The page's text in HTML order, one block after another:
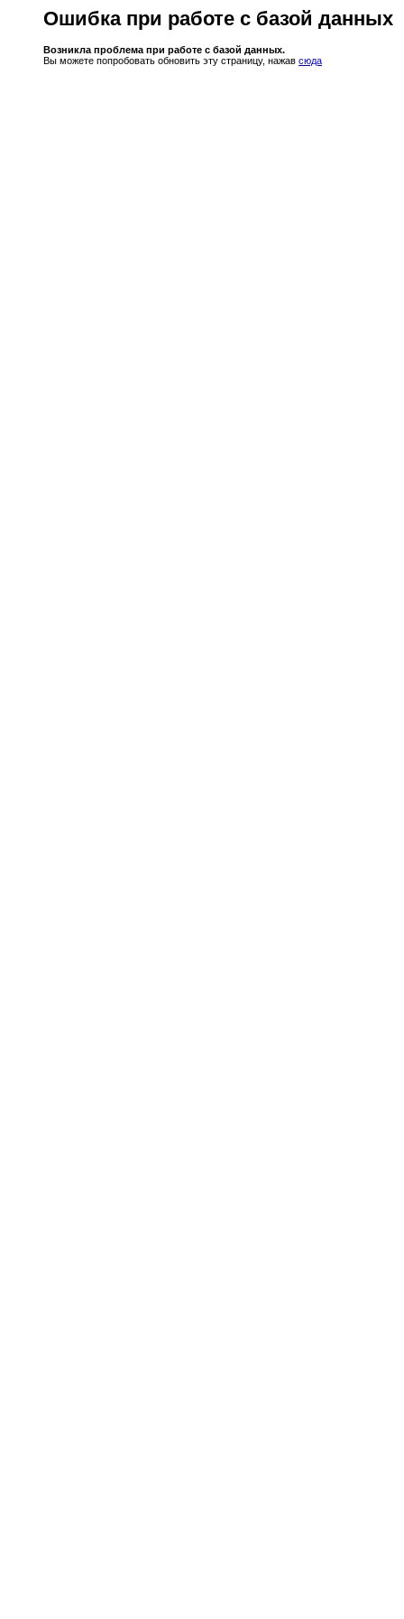
Ошибка при работе с базой данных
Возникла проблема при работе с базой данных.
Вы можете попробовать обновить эту страницу, нажав сюда